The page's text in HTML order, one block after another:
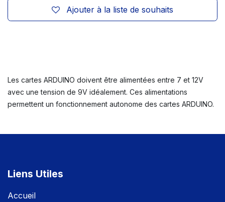
Ajouter à la liste de souhaits
Les cartes ARDUINO doivent être alimentées entre 7 et 12V
avec une tension de 9V idéalement. Ces alimentations
permettent un fonctionnement autonome des cartes ARDUINO.
Liens Utiles
Accueil